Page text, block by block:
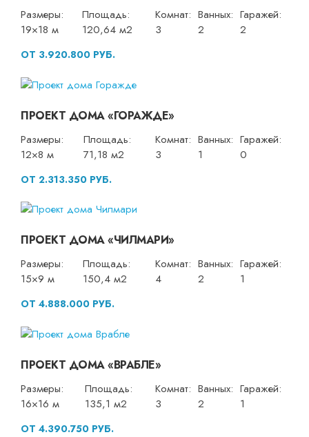
Размеры:
19×18 м
Площадь:
120,64 м2
Комнат:
3
Ванных:
2
Гаражей:
2
ОТ 3.920.800 РУБ.
ПРОЕКТ ДОМА «ГОРАЖДЕ»
Размеры:
12×8 м
Площадь:
71,18 м2
Комнат:
3
Ванных:
1
Гаражей:
0
ОТ 2.313.350 РУБ.
ПРОЕКТ ДОМА «ЧИЛМАРИ»
Размеры:
15×9 м
Площадь:
150,4 м2
Комнат:
4
Ванных:
2
Гаражей:
1
ОТ 4.888.000 РУБ.
ПРОЕКТ ДОМА «ВРАБЛЕ»
Размеры:
16×16 м
Площадь:
135,1 м2
Комнат:
3
Ванных:
2
Гаражей:
1
ОТ 4.390.750 РУБ.